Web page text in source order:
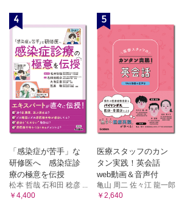
4
「感染症が苦手」な
研修医へ 感染症診
療の極意を伝授
松本 哲哉 石和田 稔彦 ...
￥4,400
5
医療スタッフのカン
タン実践！英会話
web動画＆音声付
亀山 周二 佐々江 龍一郎
￥2,640